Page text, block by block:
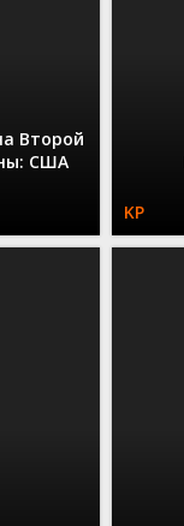
Второй
США